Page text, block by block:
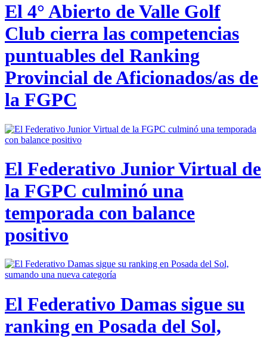
El 4° Abierto de Valle Golf
Club cierra las competencias
puntuables del Ranking
Provincial de Aficionados/as de
la FGPC
El Federativo Junior Virtual de
la FGPC culminó una
temporada con balance
positivo
El Federativo Damas sigue su
ranking en Posada del Sol,